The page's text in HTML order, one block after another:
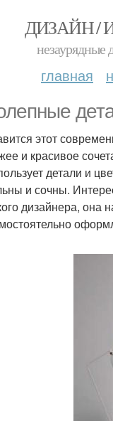
ДИЗАЙН /
незаурядные
главная
этот
и красивое
детали и
и сочны.
дизайнера, она